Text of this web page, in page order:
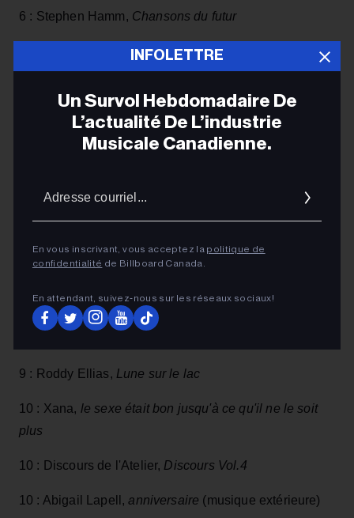
6 : Stephen Hamm, Chansons du futur
7 : Grievous Angels,dernier appel pour Cendrillon
ADVERTISEMENT
9 : Roddy Ellias, Lune sur le lac
10 : Xana, le sexe était bon jusqu'à ce qu'il ne le soit
plus
10 : Discours de l'Atelier, Discours Vol.4
10 : Abigail Lapell,anniversaire (musique extérieure)
INFOLETTRE
Un Survol Hebdomadaire De
L’actualité De L’industrie
Musicale Canadienne.
En vous inscrivant, vous acceptez la politique de
confidentialité de Billboard Canada.
En attendant, suivez‑nous sur les réseaux sociaux!